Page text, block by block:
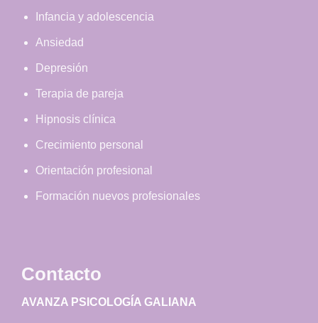
Infancia y adolescencia
Ansiedad
Depresión
Terapia de pareja
Hipnosis clínica
Crecimiento personal
Orientación profesional
Formación nuevos profesionales
Contacto
AVANZA PSICOLOGÍA GALIANA